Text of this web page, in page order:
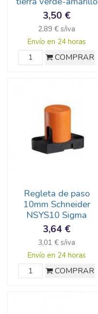
3,50 €
2,89 € s/iva
Envío en 24 horas
COMPRAR
Regleta de paso
10mm Schneider
NSYS10 Sigma
3,64 €
3,01 € s/iva
Envío en 24 horas
COMPRAR